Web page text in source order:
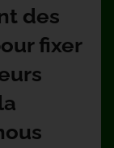
des
fixer